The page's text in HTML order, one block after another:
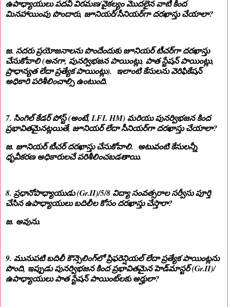
ఉపాధ్యాయులు పదవీ విరమణ/వైకల్యం మొదలైన వాటి కింద
మినహాయింపు పొందారు, జూనియర్/సీనియర్‌గా దరఖాస్తు చేయాలా?
జ. సదరు ప్రయోజనాలను పొందేందుకు జూనియర్ టీచర్‌గా దరఖాస్తు
చేసుకోవాలి (అనగా, పునర్విభజన పాయింట్లు, పాత స్టేషన్ పాయింట్లు,
ప్రాధాన్యత లేదా ప్రత్యేక పాయింట్లు). ఇలాంటి కేసులను వెరిఫికేషన్
అధికారి పరిశీలించాల్సి ఉంటుంది.
7. సింగిల్ కేడర్ పోస్ట్ (అంటే, LFL HM) మరియు పునర్విభజన కింద
ప్రభావితమైనట్లయితే, జూనియర్ లేదా సీనియర్‌గా దరఖాస్తు చేయాలా?
జ. జూనియర్ టీచర్‌ దరఖాస్తు చేసుకోవాలి. అటువంటి కేసులన్నీ
ధృవీకరణ అధికారులచే పరిశీలించబడతాయి.
8. ప్రధానోపాధ్యాయుడు (Gr.II)/5/8 విద్యా సంవత్సరాల సర్వీసు పూర్తి
చేసిన ఉపాధ్యాయులు బదిలీల కోసం దరఖాస్తు చేస్తారా?
జ. అవును.
9. మునుపటి బదిలీ కౌన్సెలింగ్‌లో ప్రిఫరెన్షియల్ లేదా ప్రత్యేక పాయింట్లను
పొంది, ఇప్పుడు పునర్విభజన కింద ప్రభావితమైన హెడ్‌మాస్టర్ (Gr.II)/
ఉపాధ్యాయులు పాత స్టేషన్ పాయింట్‌లకు అర్హులా?